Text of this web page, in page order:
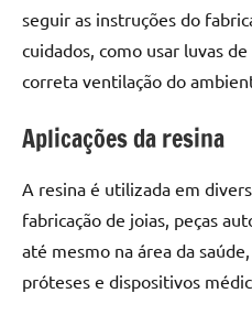
em
apresentar
melhores
e
tendências
para
criar
seguir as instruções do
cuidados, como usar luvas
correta ventilação do
Aplicações da resina
A resina é utilizada em
fabricação de joias, peças
até mesmo na área da
próteses e dispositivos